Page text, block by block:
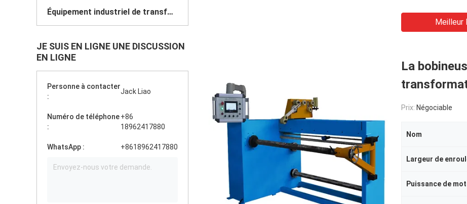
Équipement industriel de transformateur
JE SUIS EN LIGNE UNE DISCUSSION
EN LIGNE
Personne à contacter
:
Jack Liao
Numéro de téléphone
:
+86
18962417880
WhatsApp : +8618962417880
Meilleur
La
Prix: Négociable
Nom
Largeur de
Puissance de